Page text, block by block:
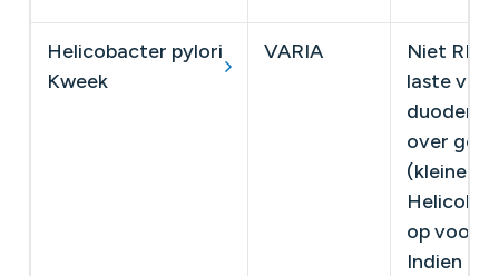
Helicobacter pylori
Kweek
VARIA
Niet
laste
over
(kleine)
op
Indien